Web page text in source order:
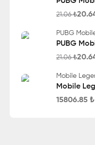
21.06₺
PUBG
PUBG
21.06₺
Mobile
Mobile
15806.85 ₺